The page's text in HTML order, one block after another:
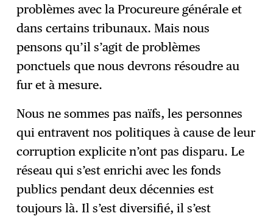
problèmes avec la Procureure générale et
dans certains tribunaux. Mais nous
pensons qu’il s’agit de problèmes
ponctuels que nous devrons résoudre au
fur et à mesure.
Nous ne sommes pas naïfs, les personnes
qui entravent nos politiques à cause de leur
corruption explicite n’ont pas disparu. Le
réseau qui s’est enrichi avec les fonds
publics pendant deux décennies est
toujours là. Il s’est diversifié, il s’est